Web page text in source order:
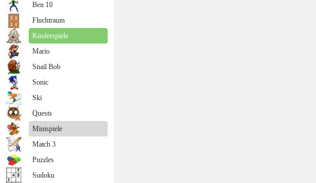
Ben 10
Fluchtraum
Kinderspiele
Mario
Snail Bob
Sonic
Ski
Quests
Minispiele
Match 3
Puzzles
Sudoku